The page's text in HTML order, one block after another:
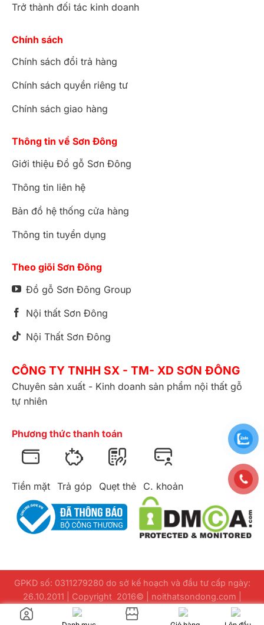
Trở thành đối tác kinh doanh
Chính sách
Chính sách đổi trả hàng
Chính sách quyền riêng tư
Chính sách giao hàng
Thông tin về Sơn Đông
Giới thiệu Đồ gỗ Sơn Đông
Thông tin liên hệ
Bản đồ hệ thống cửa hàng
Thông tin tuyển dụng
Theo giõi Sơn Đông
Đồ gỗ Sơn Đông Group
Nội thất Sơn Đông
Nội Thất Sơn Đông
CÔNG TY TNHH SX - TM- XD SƠN ĐÔNG
Chuyên sản xuất - Kinh doanh sản phẩm nội thất gỗ
tự nhiên
Phương thức thanh toán
Tiền mặt Trả góp Quẹt thẻ C. khoản
GPKD số: 0311279280 do sở kế hoạch và đầu tư cấp ngày:
26.10.2011 | Copyright 2016© | noithatsondong.com |
webuuviet.com